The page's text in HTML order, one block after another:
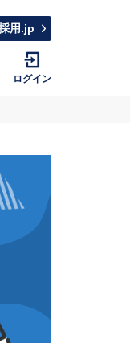
用.jp
ログイン